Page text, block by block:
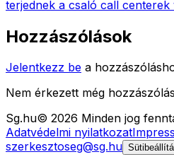
terjednek a csaló call centerek
Hozzászólások
Jelentkezz be a
Nem érkezett még
Sg.hu© 2026 Minden jog
Adatvédelmi nyilatkozat
szerkesztoseg@sg.hu